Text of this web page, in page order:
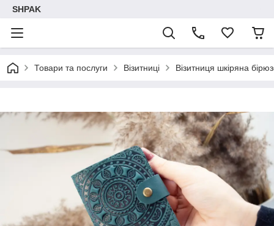
SHPAK
Товари та послуги Візитниці Візитниця шкіряна